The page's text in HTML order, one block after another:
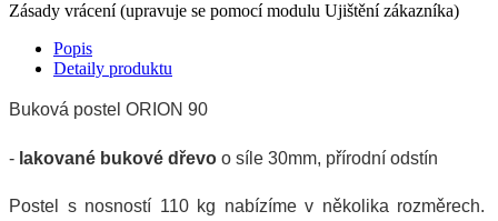
Zásady vrácení (upravuje se pomocí modulu Ujištění zákazníka)
Popis
Detaily produktu
Buková postel ORION 90
- lakované bukové dřevo o síle 30mm, přírodní odstín
Postel s nosností 110 kg nabízíme v několika rozměrech.